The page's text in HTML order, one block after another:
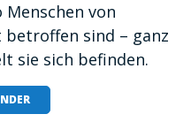
von
sind – ganz
sie sich befinden.